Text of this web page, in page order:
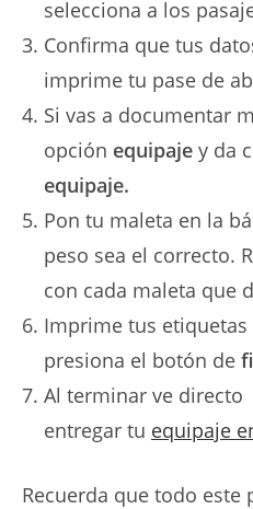
selecciona a los
Confirma que tus
imprime tu pase de
Si vas a documentar
opción equipaje y da
equipaje.
Pon tu maleta en la
peso sea el correcto.
con cada maleta que
Imprime tus
presiona el botón de
Al terminar ve
entregar tu equipaje
Recuerda que todo